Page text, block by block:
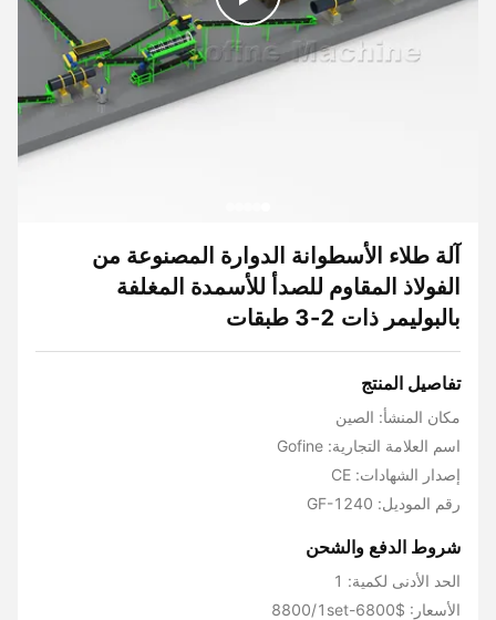
آلة طلاء الأسطوانة الدوارة المصنوعة من
الفولاذ المقاوم للصدأ للأسمدة المغلفة
بالبوليمر ذات 2-3 طبقات
تفاصيل المنتج
مكان المنشأ: الصين
اسم العلامة التجارية: Gofine
إصدار الشهادات: CE
رقم الموديل: GF-1240
شروط الدفع والشحن
الحد الأدنى لكمية: 1
الأسعار: $6800-8800/1set